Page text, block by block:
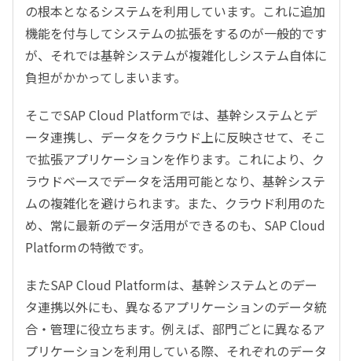
の根本となるシステムを利用しています。これに追加
機能を付与してシステムの拡張をするのが一般的です
が、それでは基幹システムが複雑化しシステム自体に
負担がかかってしまいます。
そこでSAP Cloud Platformでは、基幹システムとデ
ータ連携し、データをクラウド上に反映させて、そこ
で拡張アプリケーションを作ります。これにより、ク
ラウドベースでデータを活用可能となり、基幹システ
ムの複雑化を避けられます。また、クラウド利用のた
め、常に最新のデータ活用ができるのも、SAP Cloud
Platformの特徴です。
またSAP Cloud Platformは、基幹システムとのデー
タ連携以外にも、異なるアプリケーションのデータ統
合・管理に役立ちます。例えば、部門ごとに異なるア
プリケーションを利用している際、それぞれのデータ